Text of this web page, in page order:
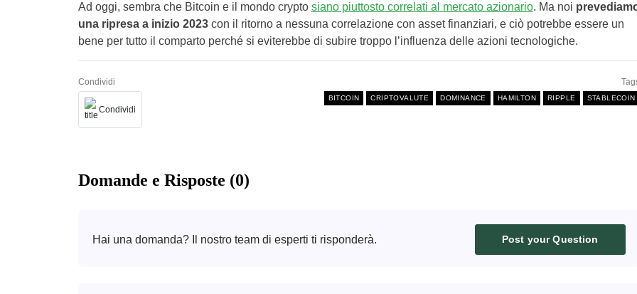
Ad oggi, sembra che Bitcoin e il mondo crypto siano piuttosto correlati al mercato azionario. Ma noi
una ripresa a inizio 2023con il ritorno a nessuna correlazione con asset finanziari, e ciò potrebbe essere un
bene per tutto il comparto perché si eviterebbe di subire troppo l’influenza delle azioni tecnologiche.
Condividi
Condividi
BITCOIN CRIPTOVALUTE DOMINANCE HAMILTON RIPPLE STABLECOIN
Domande e Risposte (0)
Hai una domanda? Il nostro team di esperti ti risponderà. Post your Question